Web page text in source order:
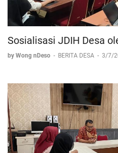
Sosialisasi JDIH Desa
by Wong nDeso - BERITA DESA - 3/7/